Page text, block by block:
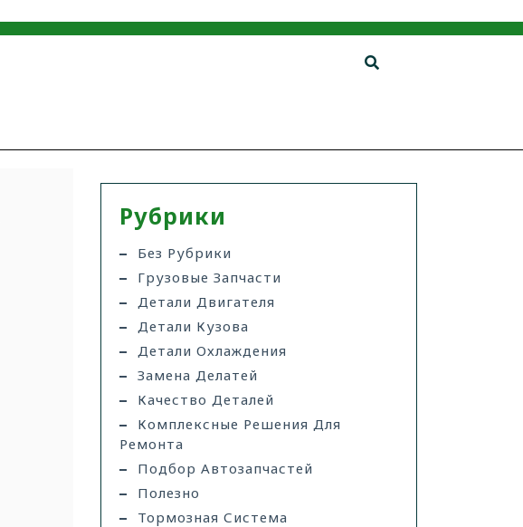
Рубрики
Без Рубрики
Грузовые Запчасти
Детали Двигателя
Детали Кузова
Детали Охлаждения
Замена Делатей
Качество Деталей
Комплексные Решения Для
Ремонта
Подбор Автозапчастей
Полезно
Тормозная Система